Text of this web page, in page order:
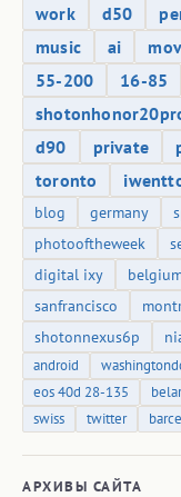
work
d50
music
ai
55-200
16-85
d90
private
toronto
blog
germany
photooftheweek
digital ixy
sanfrancisco
shotonnexus6p
android
eos 40d 28-135
swiss
twitter
АРХИВЫ САЙТА